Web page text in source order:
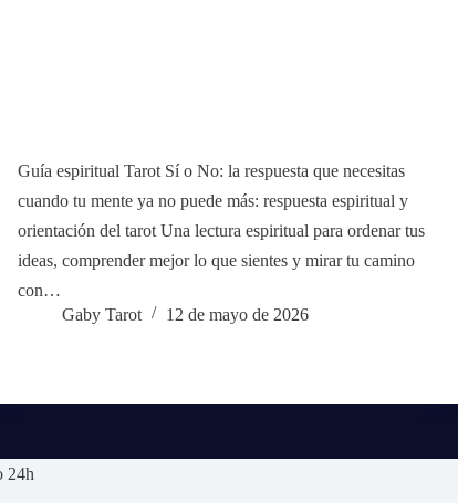
Guía espiritual Tarot Sí o No: la respuesta que necesitas
cuando tu mente ya no puede más: respuesta espiritual y
orientación del tarot Una lectura espiritual para ordenar tus
ideas, comprender mejor lo que sientes y mirar tu camino
con…
Gaby Tarot
12 de mayo de 2026
24h